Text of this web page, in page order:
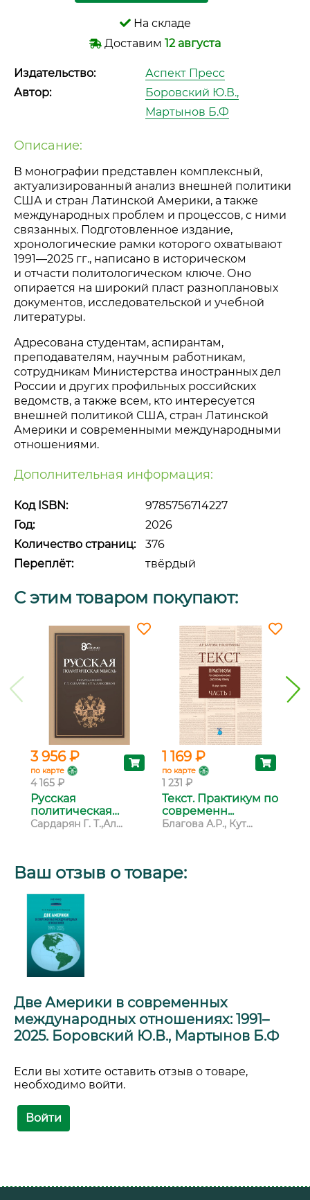
На складе
Доставим 12 августа
Издательство:
Аспект Пресс
Автор:
Боровский Ю.В.,
Мартынов Б.Ф
Описание:
В монографии представлен комплексный,
актуализированный анализ внешней политики
США и стран Латинской Америки, а также
международных проблем и процессов, с ними
связанных. Подготовленное издание,
хронологические рамки которого охватывают
1991—2025 гг., написано в историческом
и отчасти политологическом ключе. Оно
опирается на широкий пласт разноплановых
документов, исследовательской и учебной
литературы.
Адресована студентам, аспирантам,
преподавателям, научным работникам,
сотрудникам Министерства иностранных дел
России и других профильных российских
ведомств, а также всем, кто интересуется
внешней политикой США, стран Латинской
Америки и современными международными
отношениями.
Дополнительная информация:
Код ISBN:
9785756714227
Год:
2026
Количество страниц:
376
Переплёт:
твёрдый
С этим товаром покупают:
3 956 ₽
по карте
4 165 ₽
Русская
политическая
мысль: О...
Сардарян Г. Т.,Ал...
1 169 ₽
по карте
1 231 ₽
Текст. Практикум по
современн...
Благова А.Р., Кут...
Ваш отзыв о товаре:
Две Америки в современных
международных отношениях: 1991–
2025. Боровский Ю.В., Мартынов Б.Ф
Если вы хотите оставить отзыв о товаре,
необходимо войти.
Войти